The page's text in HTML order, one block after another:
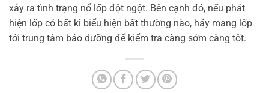
xảy ra tình trạng nổ lốp đột ngột. Bên cạnh đó, nếu phát
hiện lốp có bất kì biểu hiện bất thường nào, hãy mang lốp
tới trung tâm bảo dưỡng để kiểm tra càng sớm càng tốt.